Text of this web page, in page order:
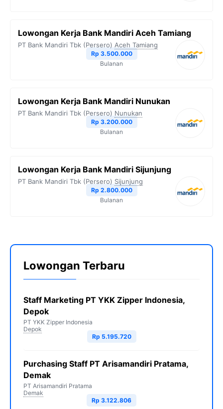
Lowongan Kerja Bank Mandiri Aceh Tamiang
PT Bank Mandiri Tbk (Persero) Aceh Tamiang
Rp 3.500.000
Bulanan
Lowongan Kerja Bank Mandiri Nunukan
PT Bank Mandiri Tbk (Persero) Nunukan
Rp 3.200.000
Bulanan
Lowongan Kerja Bank Mandiri Sijunjung
PT Bank Mandiri Tbk (Persero) Sijunjung
Rp 2.800.000
Bulanan
Lowongan Terbaru
Staff Marketing PT YKK Zipper Indonesia,
Depok
PT YKK Zipper Indonesia
Depok
Rp 5.195.720
Purchasing Staff PT Arisamandiri Pratama,
Demak
PT Arisamandiri Pratama
Demak
Rp 3.122.806